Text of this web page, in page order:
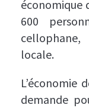
économique
600
locale.
L’économie
demande